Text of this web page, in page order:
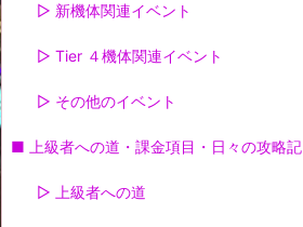
▷ 新機体関連イベント
▷ Tier ４機体関連イベント
▷ その他のイベント
■ 上級者への道・課金項目・日々の攻略記
▷ 上級者への道